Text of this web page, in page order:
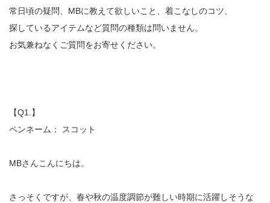
常日頃の疑問、MBに教えて欲しいこと、着こなしのコツ、
探しているアイテムなど質問の種類は問いません。
お気兼ねなくご質問をお寄せください。
【Q1.】
ペンネーム： スコット
MBさんこんにちは。
さっそくですが、春や秋の温度調節が難しい時期に活躍しそうな